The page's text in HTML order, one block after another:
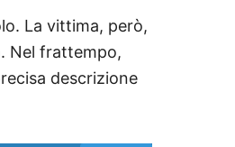
La vittima, però,
Nel frattempo,
descrizione